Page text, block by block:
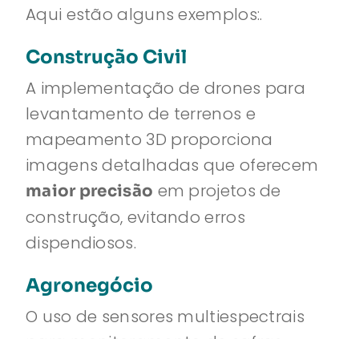
Aqui estão alguns exemplos:.
Construção Civil
A implementação de drones para
levantamento de terrenos e
mapeamento 3D proporciona
imagens detalhadas que oferecem
maior precisão em projetos de
construção, evitando erros
dispendiosos.
Agronegócio
O uso de sensores multiespectrais